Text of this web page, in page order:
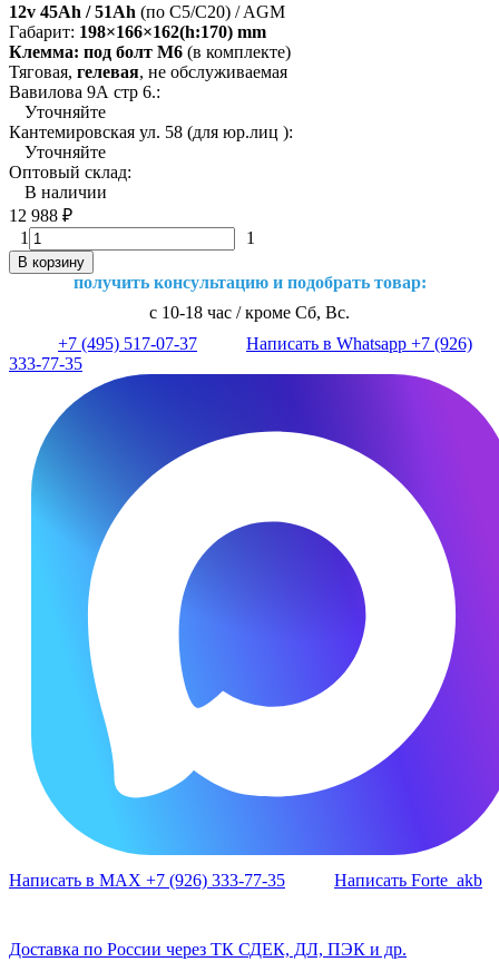
12v 45Ah / 51Ah (по C5/C20) / AGM
Габарит: 198×166×162(h:170) mm
Клемма: под болт М6 (в комплекте)
Тяговая, гелевая, не обслуживаемая
Вавилова 9А стр 6.:
Уточняйте
Кантемировская ул. 58 (для юр.лиц ):
Уточняйте
Оптовый склад:
В наличии
12 988 ₽
1
1
В корзину
получить консультацию и подобрать товар:
с 10-18 час / кроме Сб, Вс.
+7 (495) 517-07-37
Написать в Whatsapp +7 (926)
333-77-35
Написать в MAX +7 (926) 333-77-35 Написать Forte_akb
Доставка по России через ТК СДЕК, ДЛ, ПЭК и др.